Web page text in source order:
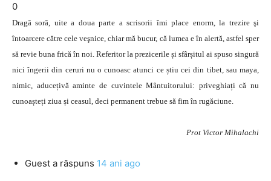
0
Dragă soră, uite a doua parte a scrisorii îmi place enorm, la trezire şi
întoarcere către cele veşnice, chiar mă bucur, că lumea e în alertă, astfel sper
să revie buna frică în noi. Referitor la prezicerile și sfârșitul ai spuso singură
nici îngerii din ceruri nu o cunoasc atunci ce știu cei din tibet, sau maya,
nimic, aducețivă aminte de cuvintele Mântuitorului: priveghiați că nu
cunoașteți ziua și ceasul, deci permanent trebue să fim în rugăciune.
Prot Victor Mihalachi
Guest a răspuns 14 ani ago